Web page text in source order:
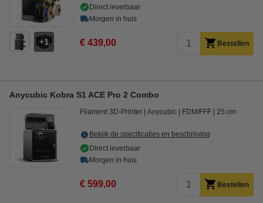
1
Direct leverbaar
Morgen in huis
€ 439,00 Bestellen
Anycubic Kobra S1 ACE Pro 2 Combo
Filament 3D-Printer Anycubic FDM/FFF 25 cm
Bekijk de specificaties en beschrijving
Direct leverbaar
Morgen in huis
€ 599,00 Bestellen